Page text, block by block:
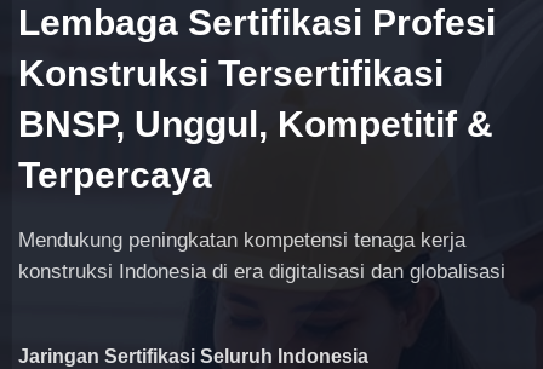
Lembaga Sertifikasi Profesi
Konstruksi Tersertifikasi
BNSP, Unggul, Kompetitif &
Terpercaya
Mendukung peningkatan kompetensi tenaga kerja
konstruksi Indonesia di era digitalisasi dan globalisasi
Jaringan Sertifikasi Seluruh Indonesia